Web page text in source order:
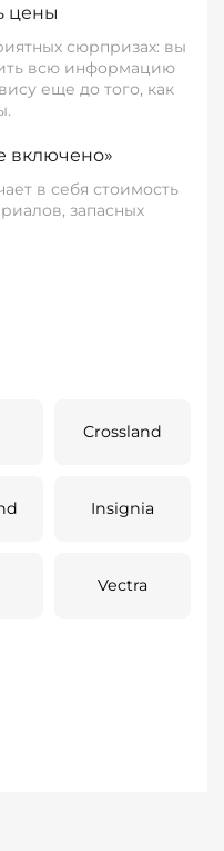
цены
сюрпризах: вы
всю информацию
еще до того, как
включено»
в себя стоимость
запасных
Crossland
Insignia
Vectra